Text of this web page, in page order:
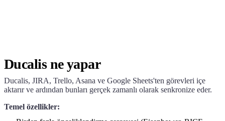
Ducalisne yapar
Ducalis, JIRA, Trello, Asana ve Google Sheets'ten görevleri içe
aktarır ve ardından bunları gerçek zamanlı olarak senkronize eder.
Temel özellikler: